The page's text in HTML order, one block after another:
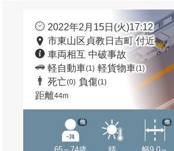
2022年2月15日(火)17:12
市東山区貞教日吉町 付近
車両相互 中破事故
軽自動車(1) 軽貨物車(1)
死亡(0) 負傷(1)
距離44m
他 他